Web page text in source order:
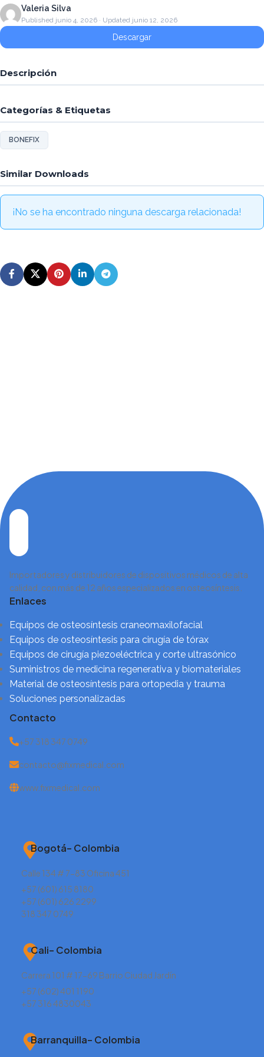
Valeria Silva
Published junio 4, 2026 · Updated junio 12, 2026
Descargar
Descripción
Categorías & Etiquetas
BONEFIX
Similar Downloads
¡No se ha encontrado ninguna descarga relacionada!
Importadores y distribuidores de dispositivos médicos de alta
calidad, con más de 12 años especializados en osteosíntesis.
Enlaces
Equipos de osteosíntesis craneomaxilofacial
Equipos de osteosíntesis para cirugía de tórax
Equipos de cirugía piezoeléctrica y corte ultrasónico
Suministros de medicina regenerativa y biomateriales
Material de osteosíntesis para ortopedia y trauma
Soluciones personalizadas
Contacto
+57 318 347 0749
contacto@fixmedical.com
www.fixmedical.com
Bogotá– Colombia
Calle 134 # 7-83 Oficina 451
+57 (601) 615 8180
+57 (601) 626 2299
318 347 0749
Cali– Colombia
Carrera 101 # 17-69 Barrio Ciudad Jardín
+57 (602) 401 1190
+57 316 4830043
Barranquilla– Colombia